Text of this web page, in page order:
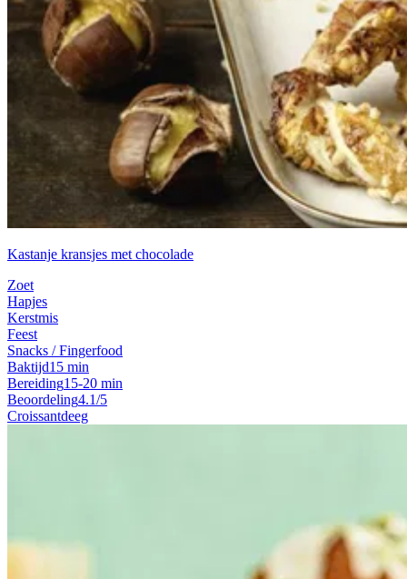
Kastanje kransjes met chocolade
Zoet
Hapjes
Kerstmis
Feest
Snacks / Fingerfood
Baktijd15 min
Bereiding15-20 min
Beoordeling4.1/5
Croissantdeeg